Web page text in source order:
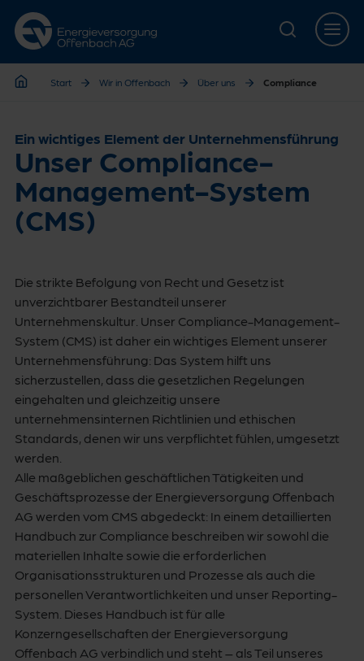
Zur Hauptnavigation springen
Zur Servicelasche springen
Zum Hauptinhalt springen
Zur Footernavigation springen
Start Wir in Offenbach Über uns Compliance
Ein wichtiges Element der Unternehmensführung
Unser Compliance-
Management-System
(CMS)
Die strikte Befolgung von Recht und Gesetz ist
unverzichtbarer Bestandteil unserer
Unternehmenskultur. Unser Compliance-Management-
System (CMS) ist daher ein wichtiges Element unserer
Unternehmensführung: Das System hilft uns
sicherzustellen, dass die gesetzlichen Regelungen
eingehalten und gleichzeitig unsere
unternehmensinternen Richtlinien und ethischen
Standards, denen wir uns verpflichtet fühlen, umgesetzt
werden.
Alle maßgeblichen geschäftlichen Tätigkeiten und
Geschäftsprozesse der Energieversorgung Offenbach
AG werden vom CMS abgedeckt: In einem detaillierten
Handbuch zur Compliance beschreiben wir sowohl die
materiellen Inhalte sowie die erforderlichen
Organisationsstrukturen und Prozesse als auch die
personellen Verantwortlichkeiten und unser Reporting-
System. Dieses Handbuch ist für alle
Konzerngesellschaften der Energieversorgung
Offenbach AG verbindlich und steht – als Teil unseres